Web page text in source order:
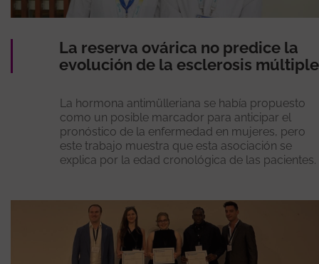
La reserva ovárica no predice la
evolución de la esclerosis múltiple
La hormona antimülleriana se había propuesto
como un posible marcador para anticipar el
pronóstico de la enfermedad en mujeres, pero
este trabajo muestra que esta asociación se
explica por la edad cronológica de las pacientes.